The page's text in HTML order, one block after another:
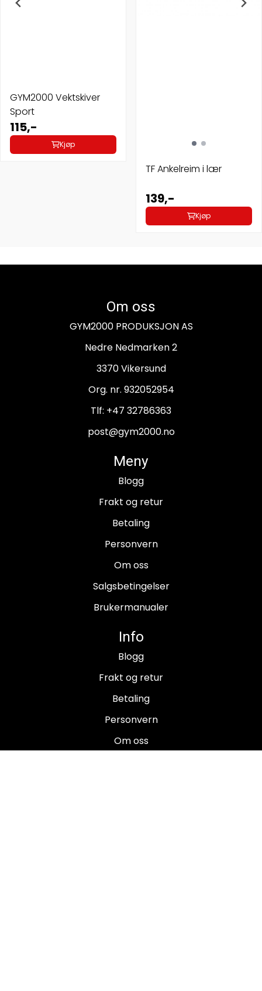
GYM2000 Vektskiver
Sport
115,-
Kjøp
TF Ankelreim i lær
139,-
Kjøp
Om oss
GYM2000 PRODUKSJON AS
Nedre Nedmarken 2
3370 Vikersund
Org. nr. 932052954
Tlf: +47 32786363
post@gym2000.no
Meny
Blogg
Frakt og retur
Betaling
Personvern
Om oss
Salgsbetingelser
Brukermanualer
Info
Blogg
Frakt og retur
Betaling
Personvern
Om oss